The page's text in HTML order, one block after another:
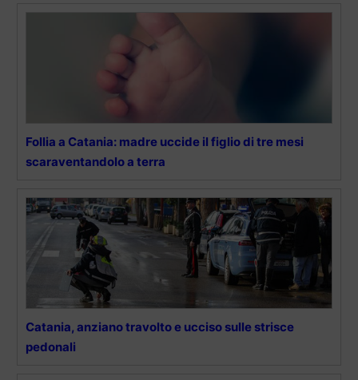
Follia a Catania: madre uccide il figlio di tre mesi
scaraventandolo a terra
Catania, anziano travolto e ucciso sulle strisce
pedonali